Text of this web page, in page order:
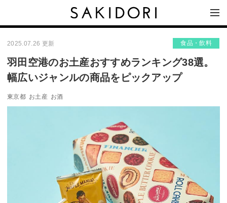
2025.07.26 更新 食品・飲料
羽田空港のお土産おすすめランキング38選。
幅広いジャンルの商品をピックアップ
東京都 お土産 お酒